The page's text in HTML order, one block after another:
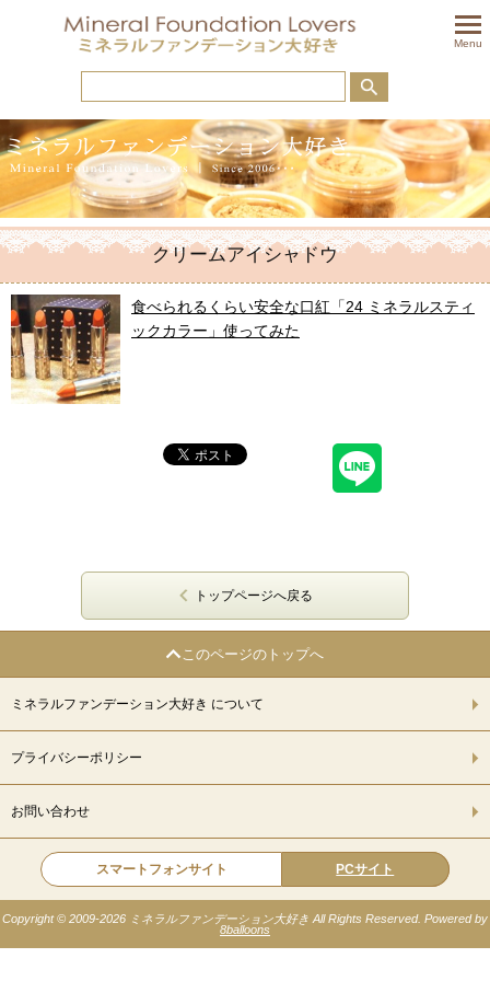
Menu
クリームアイシャドウ
食べられるくらい安全な口紅「24 ミネラルスティ
ックカラー」使ってみた
トップページへ戻る
このページのトップへ
ミネラルファンデーション大好き について
プライバシーポリシー
お問い合わせ
スマートフォンサイト PCサイト
Copyright © 2009-2026 ミネラルファンデーション大好き All Rights Reserved. Powered by
8balloons